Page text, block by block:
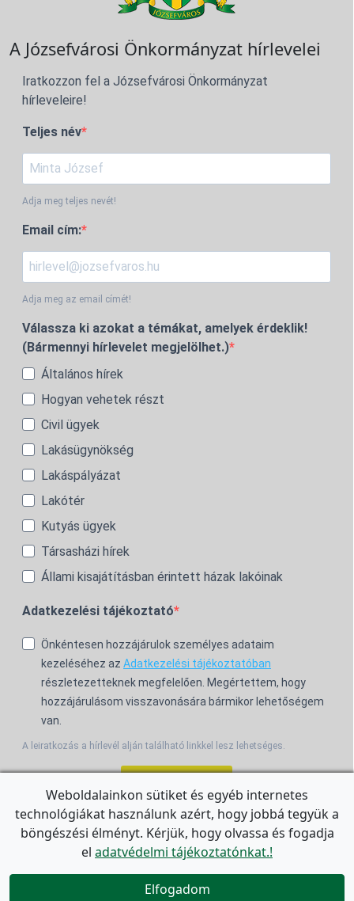
A Józsefvárosi Önkormányzat hírlevelei
Iratkozzon fel a Józsefvárosi Önkormányzat
hírleveleire!
Teljes név
Adja meg teljes nevét!
Email cím:
Adja meg az email címét!
Válassza ki azokat a témákat, amelyek érdeklik!
(Bármennyi hírlevelet megjelölhet.)
Általános hírek
Hogyan vehetek részt
Civil ügyek
Lakásügynökség
Lakáspályázat
Lakótér
Kutyás ügyek
Társasházi hírek
Állami kisajátításban érintett házak lakóinak
Adatkezelési tájékoztató
Önkéntesen hozzájárulok személyes adataim
kezeléséhez az Adatkezelési tájékoztatóban
részletezetteknek megfelelően. Megértettem, hogy
hozzájárulásom visszavonására bármikor lehetőségem
van.
A leiratkozás a hírlevél alján található linkkel lesz lehetséges.
For the English Newsletter, clickHERE.

Weboldalainkon sütiket és egyéb internetes
technológiákat használunk azért, hogy jobbá tegyük a
böngészési élményt. Kérjük, hogy olvassa és fogadja
el adatvédelmi tájékoztatónkat.!
Elfogadom